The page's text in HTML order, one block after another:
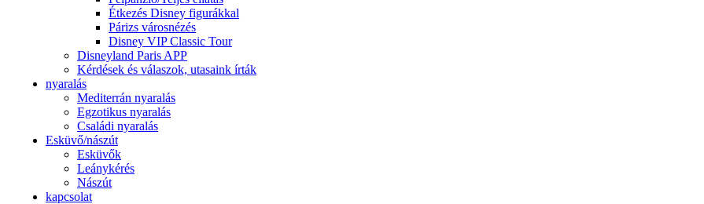
Étkezés Disney figurákkal
Párizs városnézés
Disney VIP Classic Tour
Disneyland Paris APP
Kérdések és válaszok, utasaink írták
nyaralás
Mediterrán nyaralás
Egzotikus nyaralás
Családi nyaralás
Esküvő/nászút
Esküvők
Leánykérés
Nászút
kapcsolat